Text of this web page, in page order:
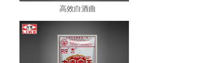
高效白酒曲